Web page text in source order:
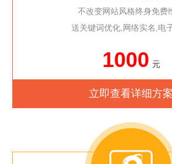
不改变网站风格终身免费
送关键词优化,网络实名,电
1000 元
立即查看详细方案